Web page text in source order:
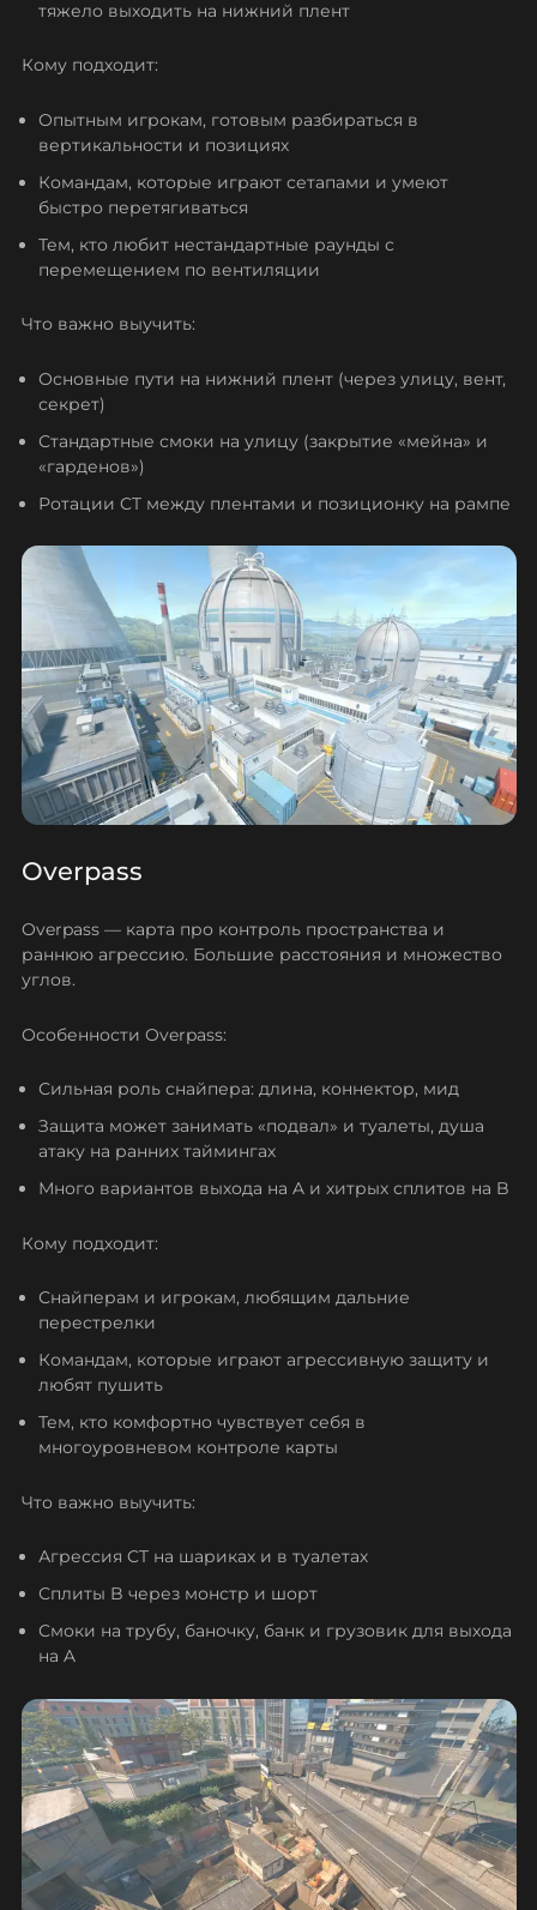
тяжело выходить на нижний плент
Кому подходит:
Опытным игрокам, готовым разбираться в
вертикальности и позициях
Командам, которые играют сетапами и умеют
быстро перетягиваться
Тем, кто любит нестандартные раунды с
перемещением по вентиляции
Что важно выучить:
Основные пути на нижний плент (через улицу, вент,
секрет)
Стандартные смоки на улицу (закрытие «мейна» и
«гарденов»)
Ротации CT между плентами и позиционку на рампе
Overpass
Overpass — карта про контроль пространства и
раннюю агрессию. Большие расстояния и множество
углов.
Особенности Overpass:
Сильная роль снайпера: длина, коннектор, мид
Защита может занимать «подвал» и туалеты, душа
атаку на ранних таймингах
Много вариантов выхода на A и хитрых сплитов на B
Кому подходит:
Снайперам и игрокам, любящим дальние
перестрелки
Командам, которые играют агрессивную защиту и
любят пушить
Тем, кто комфортно чувствует себя в
многоуровневом контроле карты
Что важно выучить:
Агрессия CT на шариках и в туалетах
Сплиты B через монстр и шорт
Смоки на трубу, баночку, банк и грузовик для выхода
на A